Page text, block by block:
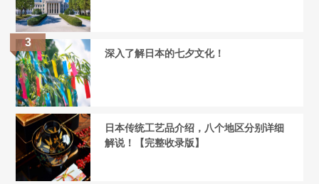
深入了解日本的七夕文化！
日本传统工艺品介绍，八个地区分别详细
解说！【完整收录版】